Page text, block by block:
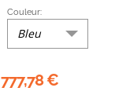
Couleur:
Bleu
777,78€